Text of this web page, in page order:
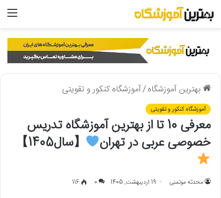
بهترین آموزشگاه/آموزشگاه کنکور و تقویتی
آموزشگاه کنکور و تقویتی
معرفی 10 تا از بهترین آموزشگاه تدریس
خصوصی عربی در تهران
【سال1405】
محدثه موتمنی 19 اردیبهشت, 1405 0
116